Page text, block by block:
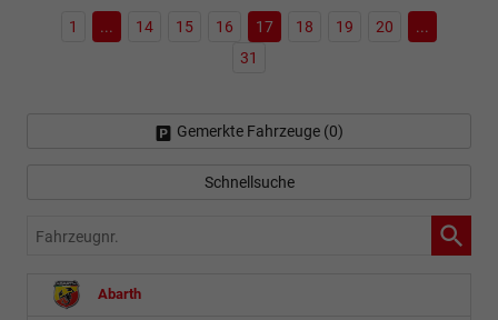
1 ... 14 15 16 17 18 19 20
...
31
Gemerkte Fahrzeuge (0)
Schnellsuche
Fahrzeugnr.
Abarth